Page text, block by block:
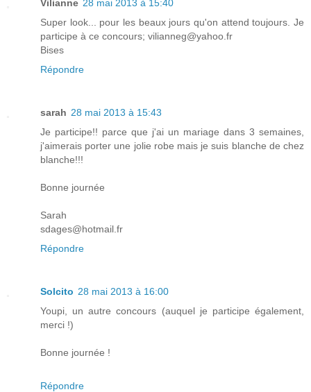
Vilianne 28 mai 2013 à 15:40
Super look... pour les beaux jours qu'on attend toujours. Je
participe à ce concours; vilianneg@yahoo.fr
Bises
Répondre
sarah 28 mai 2013 à 15:43
Je participe!! parce que j'ai un mariage dans 3 semaines,
j'aimerais porter une jolie robe mais je suis blanche de chez
blanche!!!
Bonne journée
Sarah
sdages@hotmail.fr
Répondre
Solcito 28 mai 2013 à 16:00
Youpi, un autre concours (auquel je participe également,
merci !)
Bonne journée !
Répondre